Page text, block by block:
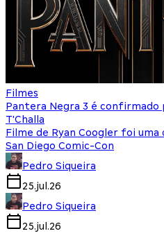
Filmes
Pantera Negra 3 é confirmado
T'Challa
Filme de Ryan Coogler foi uma
San Diego Comic-Con
Pedro Siqueira
25.jul.26
Pedro Siqueira
25.jul.26